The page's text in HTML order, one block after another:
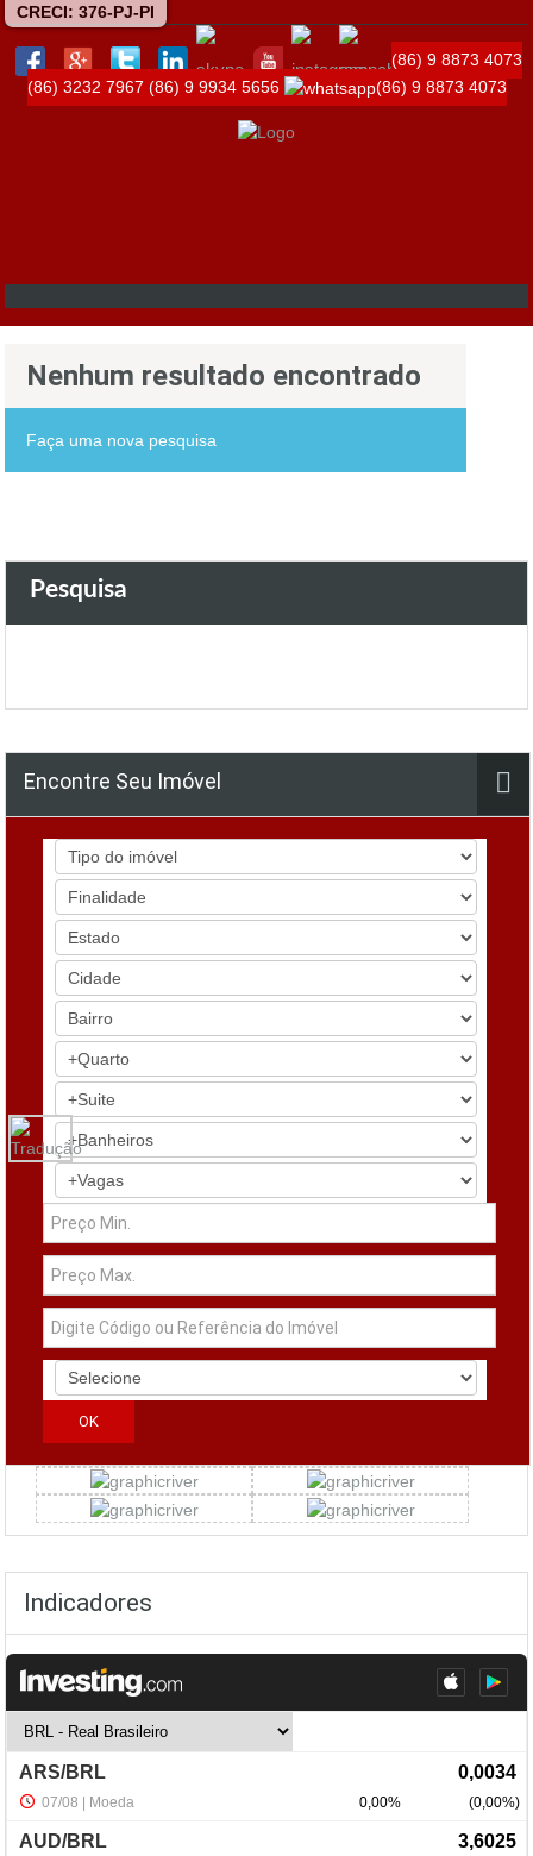
CRECI: 376-PJ-PI
(86) 9 8873 4073
(86) 3232 7967 (86) 9 9934 5656 (86) 9 8873 4073
Nenhum resultado encontrado
Faça uma nova pesquisa
Pesquisa
Encontre Seu Imóvel
Simuladores
Indicadores